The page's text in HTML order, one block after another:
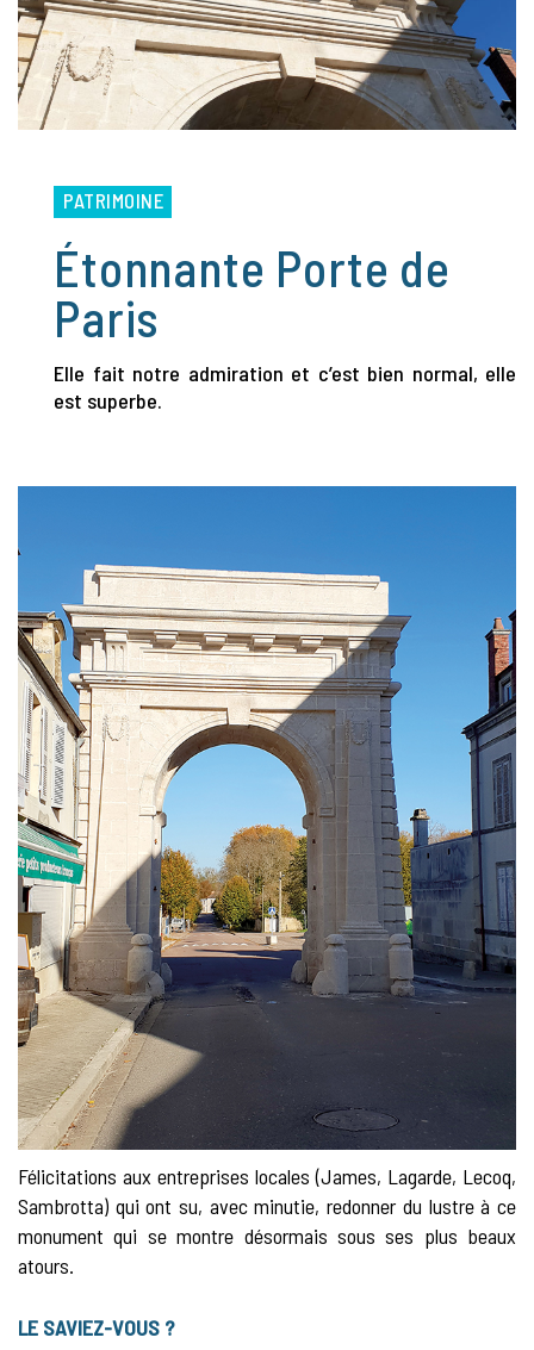
PATRIMOINE
Étonnante Porte de
Paris
Elle fait notre admiration et c’est bien normal, elle
est superbe.
Félicitations aux entreprises locales (James, Lagarde, Lecoq,
Sambrotta) qui ont su, avec minutie, redonner du lustre à ce
monument qui se montre désormais sous ses plus beaux
atours.
LE SAVIEZ-VOUS ?